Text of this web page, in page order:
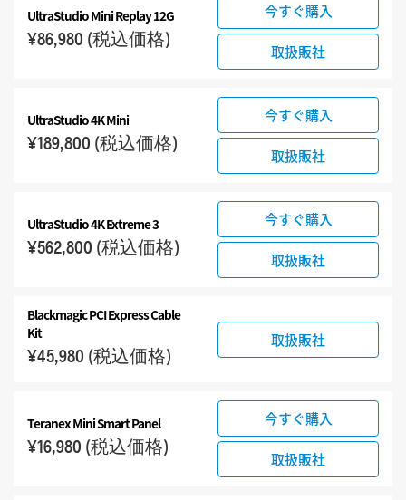
UltraStudio Mini Replay 12G
¥86,980 (税込価格)
今すぐ購入
取扱販社
UltraStudio 4K Mini
¥189,800 (税込価格)
今すぐ購入
取扱販社
UltraStudio 4K Extreme 3
¥562,800 (税込価格)
今すぐ購入
取扱販社
Blackmagic PCI Express Cable
Kit
¥45,980 (税込価格)
取扱販社
Teranex Mini Smart Panel
¥16,980 (税込価格)
今すぐ購入
取扱販社